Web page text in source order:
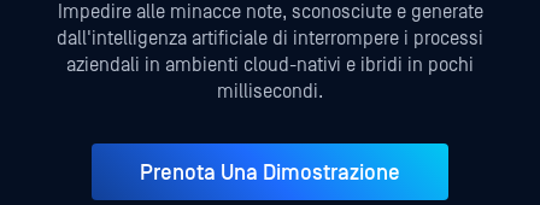
Impedire alle minacce note, sconosciute e generate
dall'intelligenza artificiale di interrompere i processi
aziendali in ambienti cloud-nativi e ibridi in pochi
millisecondi.
Prenota Una Dimostrazione